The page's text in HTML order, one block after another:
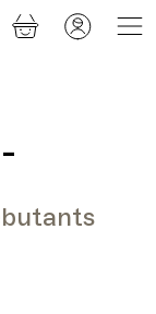
Panier
Mon